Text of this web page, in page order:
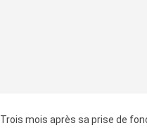
Trois mois après sa prise de